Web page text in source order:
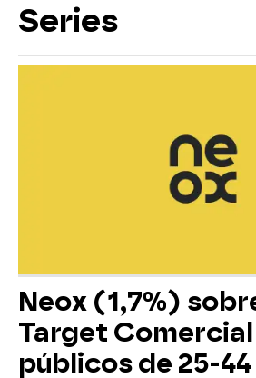
Series
Neox (1,7%)
Target
públicos de 25-